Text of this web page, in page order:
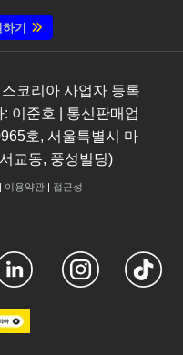
하기
코리아 사업자 등록
이준호 | 통신판매업
호, 서울특별시 마
교동, 풍성빌딩)
| 이용약관| 접근성